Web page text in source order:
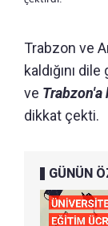
Trabzon ve
kaldığını
ve Trabzon'a
dikkat çekti.
GÜNÜN